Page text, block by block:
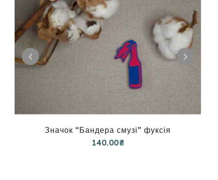
Значок “Бандера смузі” фуксія
140.00₴